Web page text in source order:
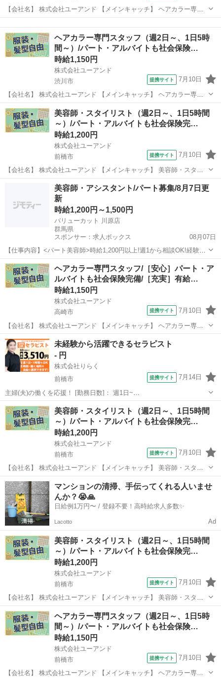
【会社名】 株式会社ユーアンド 【メインキャッチ】 ヘアカラー専門
スタッフ（週2日～、1日5時間～）/パート・アルバイトも社会保険完
備！/有給休暇年間１２日間（月１日程度） 【お仕事内容】 ［北群馬
郡吉岡町］美容室のカラ...ヘアカラー専門スタッフ（週2日～、1日5時
間～）/パート・アルバイトも社会保険…
時給1,150円
株式会社ユーアンド
渋川市
提携サイト 7月10日
【会社名】 株式会社ユーアンド 【メインキャッチ】 ヘアカラー専門
スタッフ（週2日～、1日5時間～）/パート・アルバイトも社会保険完
備！/有給休暇年間１２日間（月１日程度） 【お仕事内容】 ［渋川
市］美容室のカラースタッ...
群馬 渋川市 エステ
美容師・スタイリスト（週2日～、1日5時間
～）/パート・アルバイトも社会保険完…
時給1,200円
株式会社ユーアンド
前橋市
提携サイト 7月10日
【会社名】 株式会社ユーアンド 【メインキャッチ】 美容師・スタイ
リスト（週2日～、1日5時間～）/パート・アルバイトも社会保険完
備！/有給休暇年間１２日間（月１日程度） 【お仕事内容】 ［前橋
市］美容室のスタイリスト ...
前橋市 エステ
美容師・アシスタント/パート募集/8月7日更
新
時給1,200円～1,500円
バリューカット 川原店
群馬県
スポンサー：求人ボックス
08月07日
【仕事内容】<パート美容師>時給1,200円以上!週1から相談OK!経験を
活かして高時給! <募集職種> 美容師 <仕事内容> 理容師・美容師アシ
スタントとして 美容師 スタイリストの サポートが中心の業務となり
ます。 主なお仕事...
アルバイト・パート
ヘアカラー専門スタッフ/［安心］パート・ア
ルバイトも社会保険完備/［充実］有給…
時給1,150円
株式会社ユーアンド
高崎市
提携サイト 7月10日
【会社名】 株式会社ユーアンド 【メインキャッチ】 ヘアカラー専門
スタッフ/［安心］パート・アルバイトも社会保険完備/［充実］有給休
暇年間１２日間（月１日程） 【お仕事内容】 ［高崎市倉賀野町］美容
室のカラースタッフ ＝...
群馬 高崎市 エステ
未経験から活躍できるセラピスト
- 円
株式会社りらく
前橋市
提携サイト 7月14日
主婦(夫)の働くを応援！ [勤務日数]： 週1日~
10:00~16:00/10:00~15:00/10:00~17:00/13:00~18:00/15:00~23:00 月/
火/水/木/金/土/日 などから選べます [...
群馬 前橋市 マッサージ
美容師・スタイリスト（週2日～、1日5時間
～）/パート・アルバイトも社会保険完…
時給1,200円
株式会社ユーアンド
前橋市
提携サイト 7月10日
【会社名】 株式会社ユーアンド 【メインキャッチ】 美容師・スタイ
リスト（週2日～、1日5時間～）/パート・アルバイトも社会保険完
備！/有給休暇年間１２日間（月１日程度） 【お仕事内容】 ［前橋
市］美容室のスタイリスト ...
群馬 前橋市
マンションの清掃、手伝ってくれる人いませ
んか？😭🙏
日給例1万円〜 / 登録不要！高時給求人多数✨
Lacotto Ad
美容師・スタイリスト（週2日～、1日5時間
～）/パート・アルバイトも社会保険完…
時給1,200円
株式会社ユーアンド
前橋市
提携サイト 7月10日
【会社名】 株式会社ユーアンド 【メインキャッチ】 美容師・スタイ
リスト（週2日～、1日5時間～）/パート・アルバイトも社会保険完
備！/有給休暇年間１２日間（月１日程度） 【お仕事内容】 ［前橋
市］美容室のスタイリスト ...
群馬 前橋市
ヘアカラー専門スタッフ（週2日～、1日5時
間～）/パート・アルバイトも社会保険…
時給1,150円
株式会社ユーアンド
前橋市
提携サイト 7月10日
【会社名】 株式会社ユーアンド 【メインキャッチ】 ヘアカラー専門